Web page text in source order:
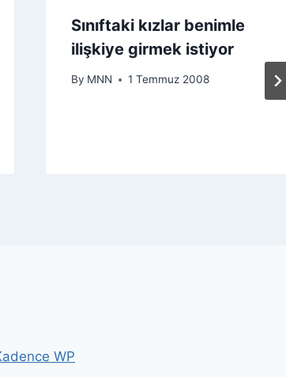
Sınıftaki kızlar benimle
ilişkiye girmek istiyor
By MNN 1 Temmuz 2008
WP